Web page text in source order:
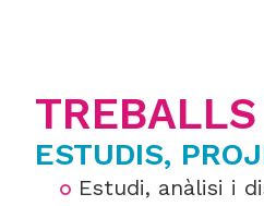
ESTUDIS,
Estudi, anàlisi i